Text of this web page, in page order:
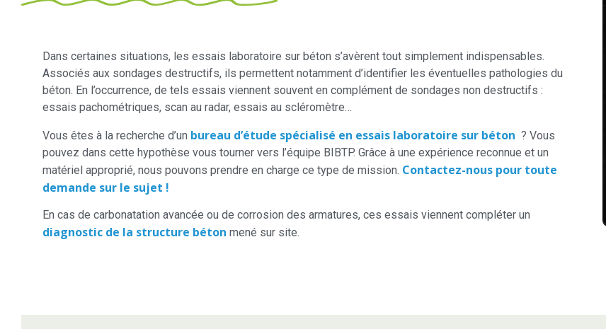
Dans certaines situations, les essais laboratoire sur béton s’avèrent tout simplement indispensables.
Associés aux sondages destructifs, ils permettent notamment d’identifier les éventuelles pathologies du
béton. En l’occurrence, de tels essais viennent souvent en complément de sondages non destructifs :
essais pachométriques, scan au radar, essais au scléromètre…
Vous êtes à la recherche d’un bureau d’étude spécialisé en essais laboratoire sur béton ? Vous
pouvez dans cette hypothèse vous tourner vers l’équipe BIBTP. Grâce à une expérience reconnue et un
matériel approprié, nous pouvons prendre en charge ce type de mission. Contactez-nous pour toute
demande sur le sujet !
En cas de carbonatation avancée ou de corrosion des armatures, ces essais viennent compléter un
diagnostic de la structure béton mené sur site.